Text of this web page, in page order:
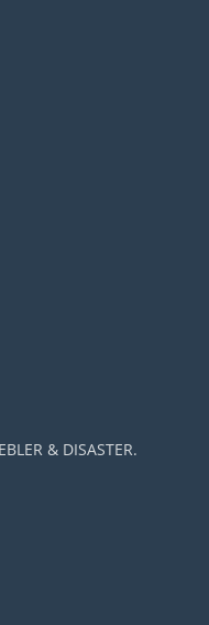
& DISASTER.